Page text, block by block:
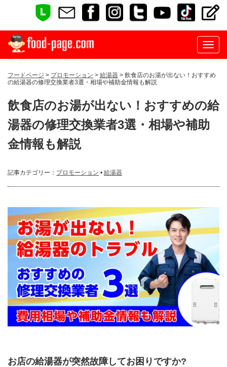
フードページ > プロモーション > 給湯器 > 飲食店のお湯が出ない！おすすめ
の給湯器の修理交換業者3選・相場や補助金情報も解説
飲食店のお湯が出ない！おすすめの給
湯器の修理交換業者3選・相場や補助
金情報も解説
記事カテゴリー： プロモーション • 給湯器
お店の給湯器が突然故障してお困りですか?